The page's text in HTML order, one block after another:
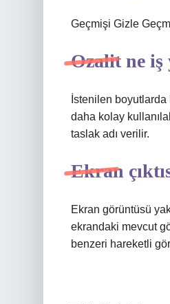
Geçmişi Gizle
Ozalit ne iş
İstenilen
daha kolay
taslak adı verilir.
Ekran
Ekran görüntüsü
ekrandaki mevcut
benzeri hareketli